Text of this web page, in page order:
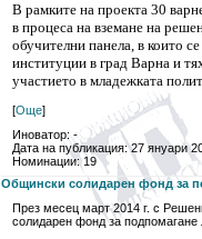
В рамките на проекта 30
в процеса на вземане на
обучителни панела, в които
институции в град Варна и
участието в младежката
[Още]
Иноватор: -
Дата на публикация: 27 януари
Номинации: 19
Общински солидарен фонд за
През месец март 2014 г. с
солидарен фонд за